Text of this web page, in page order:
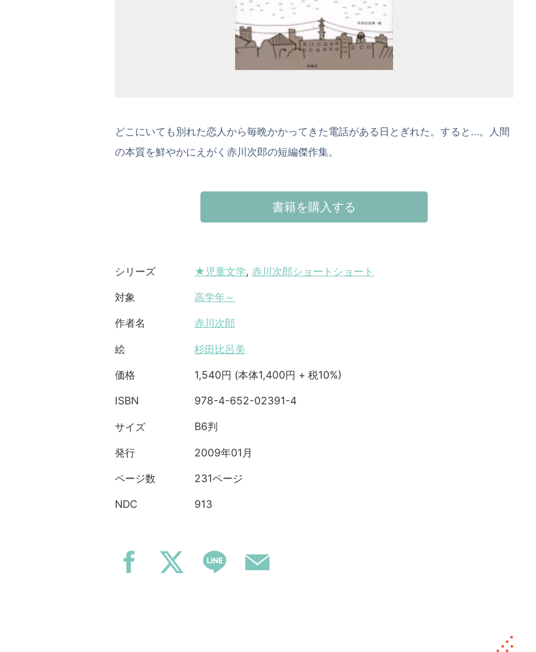
どこにいても別れた恋人から毎晩かかってきた電話がある日とぎれた。すると…。人間
の本質を鮮やかにえがく赤川次郎の短編傑作集。
書籍を購入する
シリーズ ★児童文学,赤川次郎ショートショート
対象 高学年～
作者名 赤川次郎
絵 杉田比呂美
価格 1,540円 (本体1,400円 + 税10%)
ISBN 978-4-652-02391-4
サイズ B6判
発行 2009年01月
ページ数 231ページ
NDC 913